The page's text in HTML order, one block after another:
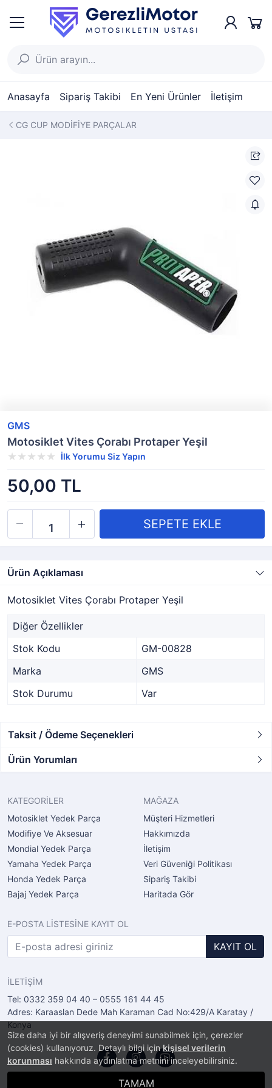
Anasayfa Sipariş Takibi En Yeni Ürünler İletişim
Size daha iyi bir alışveriş deneyimi sunabilmek için, çerezler
(cookies) kullanıyoruz. Detaylı bilgi içinkişisel verilerin
korunması hakkında aydınlatma metnini inceleyebilirsiniz.
TAMAM
CG CUP MODİFİYE PARÇALAR
GMS
Motosiklet Vites Çorabı Protaper Yeşil
İlk Yorumu Siz Yapın
50,00 TL
Ürün Açıklaması
Motosiklet Vites Çorabı Protaper Yeşil
Diğer Özellikler
Stok Kodu
GM-00828
Marka
GMS
Stok Durumu
Var
Taksit / Ödeme Seçenekleri
Ürün Yorumları
KATEGORİLER
Motosiklet Yedek Parça
Modifiye Ve Aksesuar
Mondial Yedek Parça
Yamaha Yedek Parça
Honda Yedek Parça
Bajaj Yedek Parça
MAĞAZA
Müşteri Hizmetleri
Hakkımızda
İletişim
Veri Güveniği Politikası
Sipariş Takibi
Haritada Gör
E-POSTA LİSTESİNE KAYIT OL
KAYIT OL
İLETİŞİM
Tel: 0332 359 04 40 – 0555 161 44 45
Adres: Karaaslan Dede Mah Karaman Cad No:429/A Karatay /
Konya